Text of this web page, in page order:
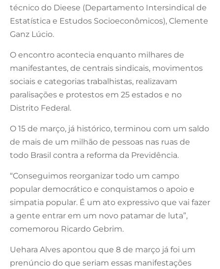
técnico do Dieese (Departamento Intersindical de
Estatística e Estudos Socioeconômicos), Clemente
Ganz Lúcio.
O encontro acontecia enquanto milhares de
manifestantes, de centrais sindicais, movimentos
sociais e categorias trabalhistas, realizavam
paralisações e protestos em 25 estados e no
Distrito Federal.
O 15 de março, já histórico, terminou com um saldo
de mais de um milhão de pessoas nas ruas de
todo Brasil contra a reforma da Previdência.
“Conseguimos reorganizar todo um campo
popular democrático e conquistamos o apoio e
simpatia popular. É um ato expressivo que vai fazer
a gente entrar em um novo patamar de luta”,
comemorou Ricardo Gebrim.
Uehara Alves apontou que 8 de março já foi um
prenúncio do que seriam essas manifestações